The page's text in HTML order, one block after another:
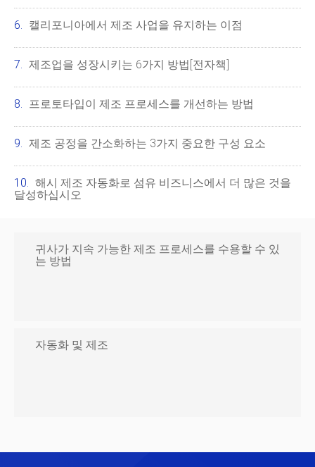
캘리포니아에서 제조 사업을 유지하는 이점
제조업을 성장시키는 6가지 방법[전자책]
프로토타입이 제조 프로세스를 개선하는 방법
제조 공정을 간소화하는 3가지 중요한 구성 요소
해시 제조 자동화로 섬유 비즈니스에서 더 많은 것을
달성하십시오
귀사가 지속 가능한 제조 프로세스를 수용할 수 있
는 방법
자동화 및 제조